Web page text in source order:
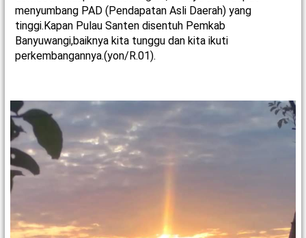
menyumbang PAD (Pendapatan Asli Daerah) yang
tinggi.Kapan Pulau Santen disentuh Pemkab
Banyuwangi,baiknya kita tunggu dan kita ikuti
perkembangannya.(yon/R.01).